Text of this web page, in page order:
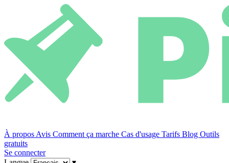
À propos Avis Comment ça marche Cas d'usage Tarifs Blog Outils
gratuits
Se connecter